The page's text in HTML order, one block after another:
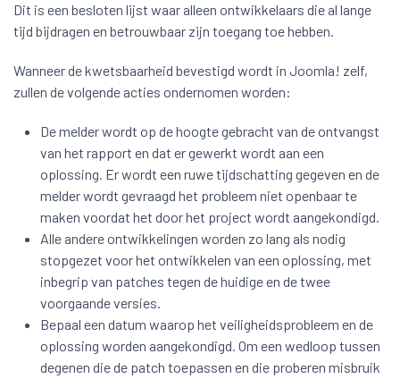
Dit is een besloten lijst waar alleen ontwikkelaars die al lange
tijd bijdragen en betrouwbaar zijn toegang toe hebben.
Wanneer de kwetsbaarheid bevestigd wordt in Joomla! zelf,
zullen de volgende acties ondernomen worden:
De melder wordt op de hoogte gebracht van de ontvangst
van het rapport en dat er gewerkt wordt aan een
oplossing. Er wordt een ruwe tijdschatting gegeven en de
melder wordt gevraagd het probleem niet openbaar te
maken voordat het door het project wordt aangekondigd.
Alle andere ontwikkelingen worden zo lang als nodig
stopgezet voor het ontwikkelen van een oplossing, met
inbegrip van patches tegen de huidige en de twee
voorgaande versies.
Bepaal een datum waarop het veiligheidsprobleem en de
oplossing worden aangekondigd. Om een wedloop tussen
degenen die de patch toepassen en die proberen misbruik